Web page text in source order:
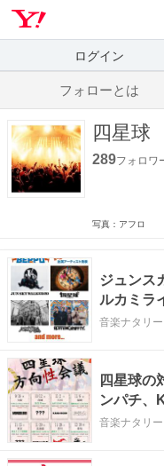
ログイン
フォローとは
四星球
289フォロワ
写真：アフロ
ジュンス
ルカミラ
音楽ナタリー
四星球の
ンパチ、
ターら6組
音楽ナタリー